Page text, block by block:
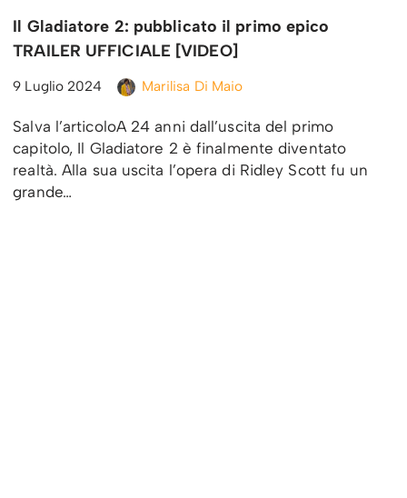
Il Gladiatore 2: pubblicato il primo epico
TRAILER UFFICIALE [VIDEO]
9 Luglio 2024 Marilisa Di Maio
Salva l’articoloA 24 anni dall’uscita del primo
capitolo, Il Gladiatore 2 è finalmente diventato
realtà. Alla sua uscita l’opera di Ridley Scott fu un
grande…